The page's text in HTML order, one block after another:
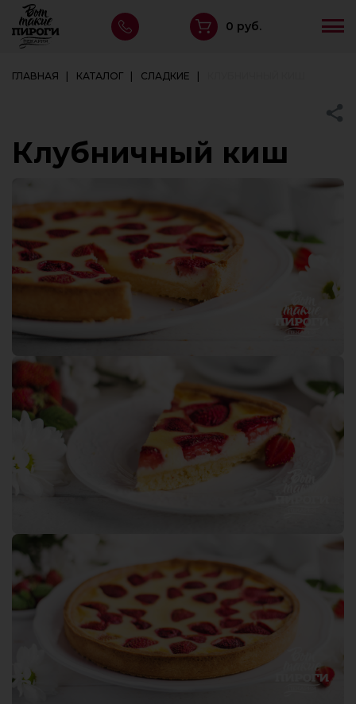
0 руб.
ГЛАВНАЯ КАТАЛОГ СЛАДКИЕ
Клубничный киш